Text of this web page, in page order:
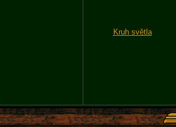
Kruh světla